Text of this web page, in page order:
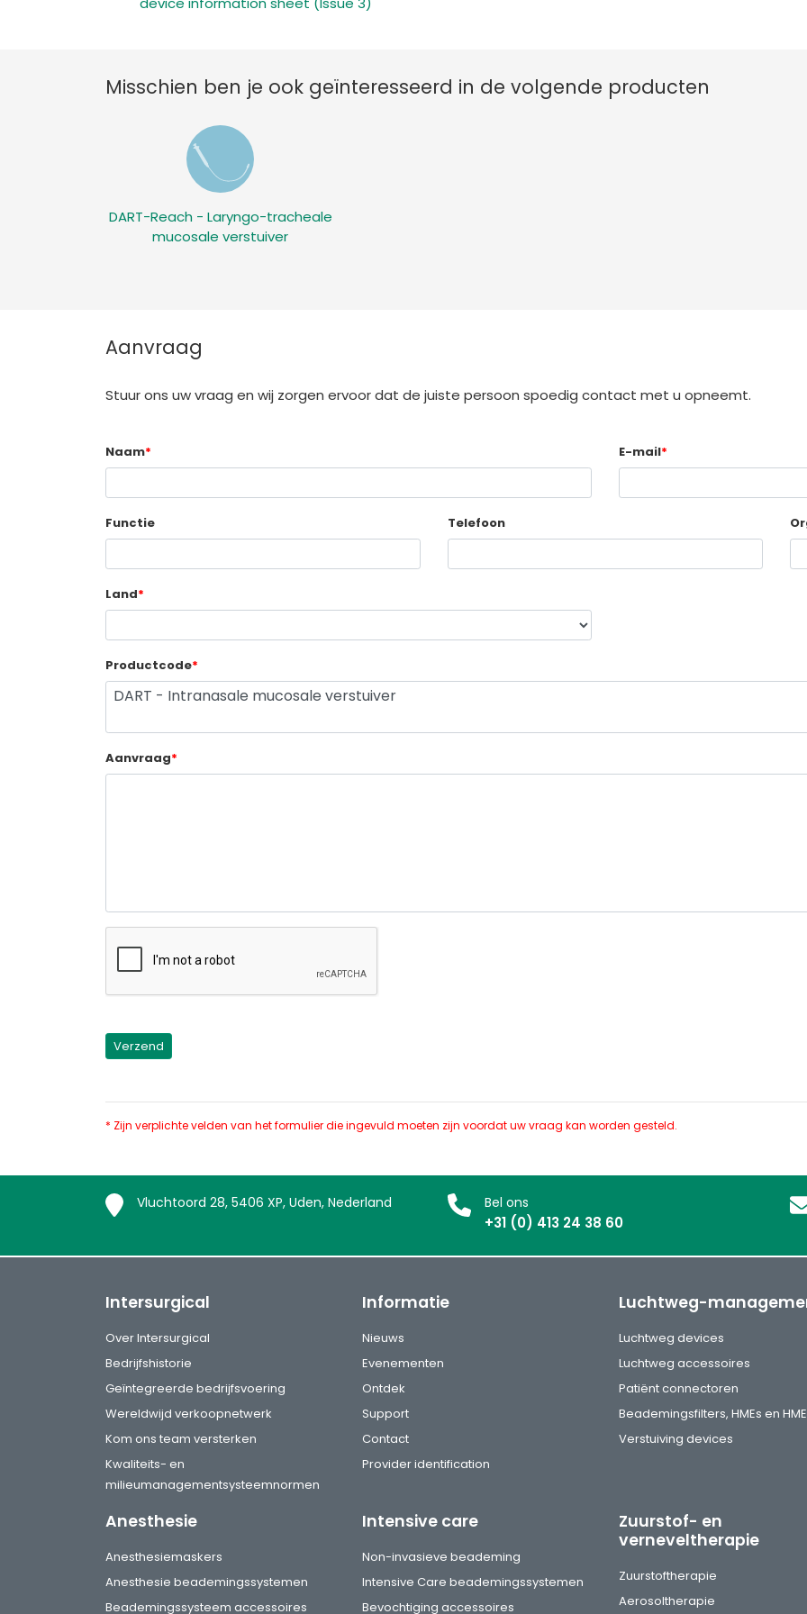
Misschien ben je ook geïnteresseerd in de volgende producten
DART-Reach - Laryngo-tracheale
mucosale verstuiver
Aanvraag
Stuur ons uw vraag en wij zorgen ervoor dat de juiste persoon spoedig contact met u opneemt.
Naam* E-mail*
Functie Telefoon
Land*
Productcode*
Aanvraag*
* Zijn verplichte velden van het formulier die ingevuld moeten zijn voordat uw vraag kan worden gesteld.
Vluchtoord 28, 5406 XP, Uden, Nederland Bel ons
+31 (0) 413 24 38 60
Intersurgical
Over Intersurgical
Bedrijfshistorie
Geïntegreerde bedrijfsvoering
Wereldwijd verkoopnetwerk
Kom ons team versterken
Kwaliteits- en
milieumanagementsysteemnormen
Informatie
Nieuws
Evenementen
Ontdek
Support
Contact
Provider identification
Luchtweg-
Luchtweg devices
Luchtweg accessoires
Patiënt connectoren
Beademingsfilters, HMEs en
Verstuiving devices
Anesthesie
Anesthesiemaskers
Anesthesie beademingssystemen
Beademingssysteem accessoires
Intensive care
Non-invasieve beademing
Intensive Care beademingssystemen
Bevochtiging accessoires
Zuurstof- en
verneveltherapie
Zuurstoftherapie
Aerosoltherapie